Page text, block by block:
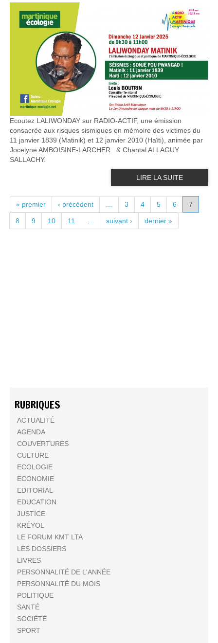
Ecoutez LALIWONDAY sur RADIO-ACTIF, une émission
consacrée aux risques sismiques en mémoire des victimes du
11 janvier 1839 (Matinik) et 12 janvier 2010 (Haïti), animée par
Jocelyne AMBOISINE-LARCHER & Chantal ALLAGUY
SALLACHY.
LIRE LA SUITE
PAGES
« premier ‹ précédent 3 4 5 6 7
8 9 10 11 suivant › dernier »
RUBRIQUES
ACTUALITÉ
AGENDA
COUVERTURES
CULTURE
ECOLOGIE
ECONOMIE
EDITORIAL
EDUCATION
JUSTICE
KRÉYOL
LE FORUM KMT LTA
LES DOSSIERS
LIVRES
PERSONNALITÉ DE L'ANNÉE
PERSONNALITÉ DU MOIS
POLITIQUE
SANTÉ
SOCIÉTÉ
SPORT